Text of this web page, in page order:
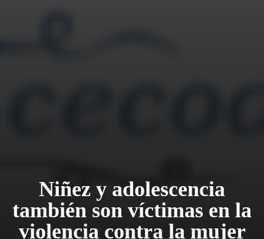
Niñez y adolescencia
también son víctimas en la
violencia contra la mujer